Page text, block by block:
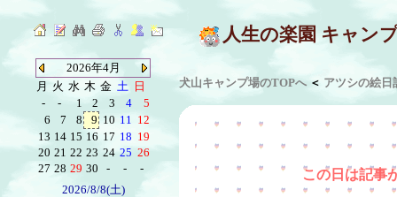
2026年4月
月 火 水 木 金 土 日
-
- 1 2 3 4
5
6
7 8 9 10 11 12
13 14 15 16 17 18 19
20 21 22 23 24 25 26
27 28 29 30 - -
-
2026/8/8(土)
人生の楽園 キャン
犬山キャンプ場のTOPへ＜ アツシの絵日
この日は記事